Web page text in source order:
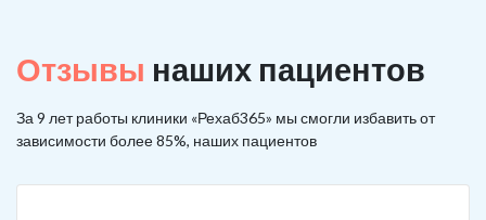
Отзывы наших пациентов
За 9 лет работы клиники «Рехаб365» мы смогли избавить от
зависимости более 85%, наших пациентов